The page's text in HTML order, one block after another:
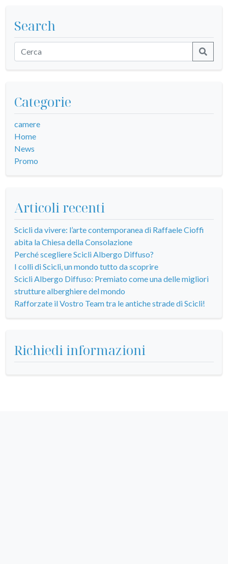
Search
Categorie
camere
Home
News
Promo
Articoli recenti
Scicli da vivere: l’arte contemporanea di Raffaele Cioffi
abita la Chiesa della Consolazione
Perché scegliere Scicli Albergo Diffuso?
I colli di Scicli, un mondo tutto da scoprire
Scicli Albergo Diffuso: Premiato come una delle migliori
strutture alberghiere del mondo
Rafforzate il Vostro Team tra le antiche strade di Scicli!
Richiedi informazioni